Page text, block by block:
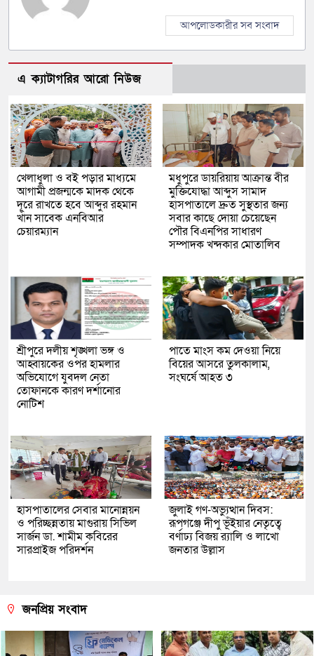
আপলোডকারীর সব সংবাদ
এ ক্যাটাগরির আরো নিউজ
খেলাধুলা ও বই পড়ার মাধ্যমে
আগামী প্রজন্মকে মাদক থেকে
দূরে রাখতে হবে আব্দুর রহমান
খাঁন সাবেক এনবিআর
চেয়ারম্যান
মধুপুরে ডায়রিয়ায় আক্রান্ত বীর
মুক্তিযোদ্ধা আব্দুস সামাদ
হাসপাতালে দ্রুত সুস্থতার জন্য
সবার কাছে দোয়া চেয়েছেন
পৌর বিএনপির সাধারণ
সম্পাদক খন্দকার মোতালিব
শ্রীপুরে দলীয় শৃঙ্খলা ভঙ্গ ও
আহ্বায়কের ওপর হামলার
অভিযোগে যুবদল নেতা
তোফানকে কারণ দর্শানোর
নোটিশ
পাতে মাংস কম দেওয়া নিয়ে
বিয়ের আসরে তুলকালাম,
সংঘর্ষে আহত ৩
হাসপাতালের সেবার মানোন্নয়ন
ও পরিচ্ছন্নতায় মাগুরায় সিভিল
সার্জন ডা. শামীম কবিরের
সারপ্রাইজ পরিদর্শন
জুলাই গণ-অভ্যুত্থান দিবস:
রূপগঞ্জে দীপু ভূঁইয়ার নেতৃত্বে
বর্ণাঢ্য বিজয় র‌্যালি ও লাখো
জনতার উল্লাস
জনপ্রিয় সংবাদ